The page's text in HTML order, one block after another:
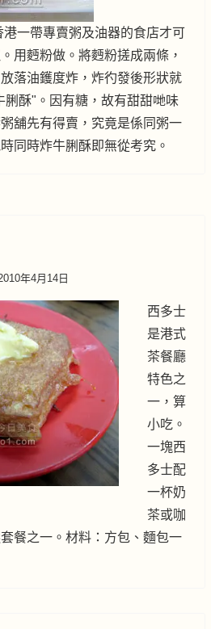
一帶專賣粥及油器的食店才可
用麪粉做。將麪粉搓成兩條，
落油鑊度炸，炸彴發後形狀就
脷酥"。因有糖，故有甜甜哋味
舖先有得賣，究竟是係同粥一
同時炸牛脷酥即無從考究。
年4月14日
西多士
是港式
茶餐廳
特色之
一，算
小吃。
一塊西
多士配
一杯奶
茶或咖
餐之一。材料：方包、麵包一